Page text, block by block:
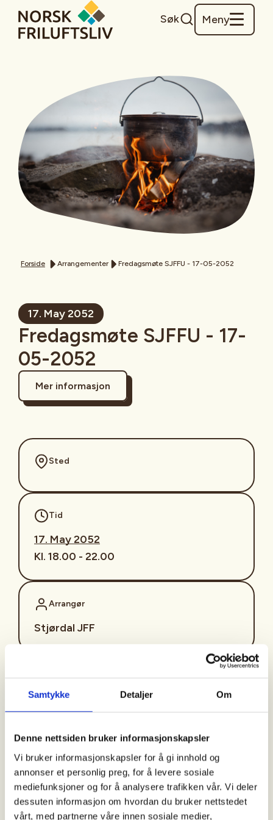
Samtykke Detaljer Om
Denne nettsiden bruker informasjonskapsler
Vi bruker informasjonskapsler for å gi innhold og
annonser et personlig preg, for å levere sosiale
mediefunksjoner og for å analysere trafikken vår. Vi deler
dessuten informasjon om hvordan du bruker nettstedet
vårt, med partnerne våre innen sosiale medier,
Søk Meny
Forside Arrangementer Fredagsmøte SJFFU - 17-05-2052
17. May 2052
Fredagsmøte SJFFU - 17-
05-2052
Mer informasjon
Sted
Tid
17. May 2052
Kl. 18.00 - 22.00
Arrangør
Stjørdal JFF
sjffung@outlook.com
Fast fredagsmøte i
Ungdomsutvalget SJFF
(SJFFU)